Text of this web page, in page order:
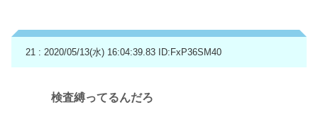
21 : 2020/05/13(水) 16:04:39.83 ID:FxP36SM40
検査縛ってるんだろ